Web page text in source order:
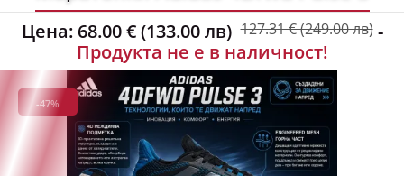
Цена: 68.00 € (133.00 лв) 127.31 € (249.00 лв)-
Продукта не е в наличност!
-47%